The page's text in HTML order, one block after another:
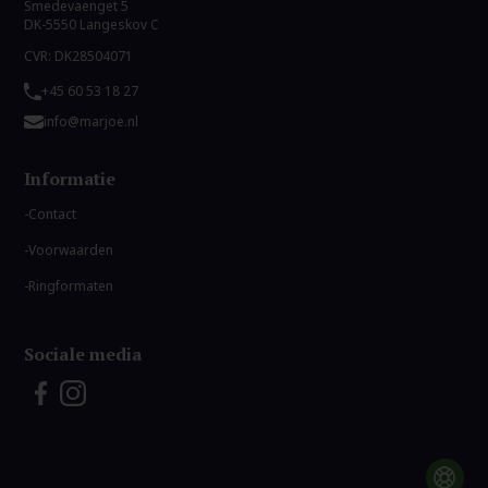
Smedevaenget 5
DK-5550 Langeskov C
CVR: DK28504071
+45 60 53 18 27
info@marjoe.nl
Informatie
Contact
Voorwaarden
Ringformaten
Sociale media